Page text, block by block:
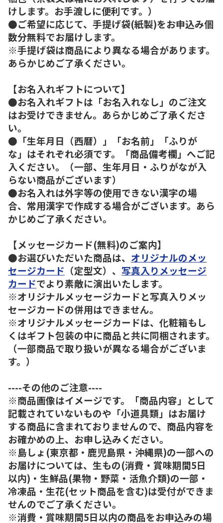
けします。お手渡しに便利です。）
●ご希望に応じて、手提げ袋(紙製)をお申込み個
数分無料でお届けします。
※手提げ袋は商品により異なる場合があります。
あらかじめご了承ください。
【お名入れギフトについて】
●お名入れギフトは「お名入れなし」のご注文
はお受けできません。あらかじめご了承くださ
い。
●「生年月日（西暦）」「お名前」「ふりが
な」はそれぞれ必須です。「商品備考欄」へご記
入ください。（一部、生年月日・ふりがなが入
らない商品がございます）
●お名入れは外字等の使用できない漢字の場
合、常用漢字で作成する場合がございます。あら
かじめご了承ください。
【メッセージカード(無料)のご案内】
●お選びいただいた商品は、 オリジナルのメッ
セージカード （定型文）、 写真入りメッセージ
カードでより素敵に演出いたします。
※オリジナルメッセージカードと写真入りメッ
セージカードの併用はできません。
※オリジナルメッセージカードは、化粧箱もし
くはギフト包装の中に商品と共に同梱されます。
（一部商品で取り扱いが異なる場合がございま
す。）
----その他のご注意----
※商品画像はイメージです。「商品内容」として
記載されていないものや「小道具類」はお届け
する商品に含まれておりませんので、商品内容を
お確かめの上、お申し込みください。
※島しょ(東京都・鹿児島県・沖縄県)の一部への
お届けについては、生もの(消費・賞味期間5日
以内)・生鮮品(果物・野菜・活魚介類)の一部・
冷凍品・生花(セット商品を含む)は受付ができま
せんのでご了承ください。
※消費・賞味期間5日以内の商品をお申込みの場